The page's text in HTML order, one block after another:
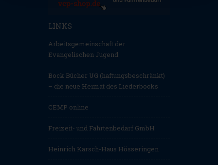
LINKS
Arbeitsgemeinschaft der
Evangelischen Jugend
Bock Bücher UG (haftungsbeschränkt)
– die neue Heimat des Liederbocks
CEMP online
Freizeit- und Fahrtenbedarf GmbH
Heinrich Karsch-Haus Hösseringen